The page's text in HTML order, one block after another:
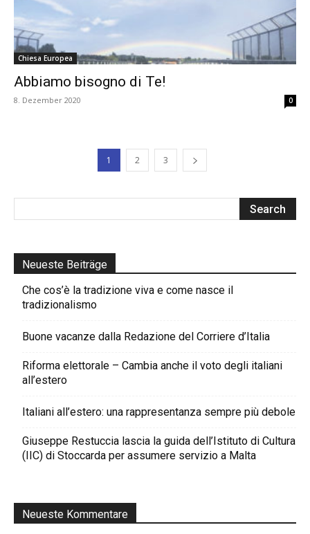
Chiesa Europea
Abbiamo bisogno di Te!
8. Dezember 2020 0
1 2 3
Neueste Beiträge
Che cos’è la tradizione viva e come nasce il
tradizionalismo
Buone vacanze dalla Redazione del Corriere d’Italia
Riforma elettorale – Cambia anche il voto degli italiani
all’estero
Italiani all’estero: una rappresentanza sempre più debole
Giuseppe Restuccia lascia la guida dell’Istituto di Cultura
(IIC) di Stoccarda per assumere servizio a Malta
Neueste Kommentare